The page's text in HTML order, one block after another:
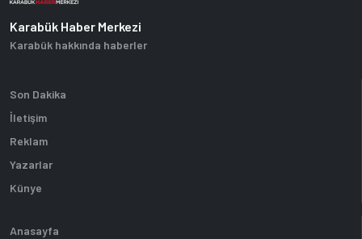
Karabük Haber Merkezi
Karabük hakkında haberler
Son Dakika
İletişim
Reklam
Yazarlar
Künye
Anasayfa